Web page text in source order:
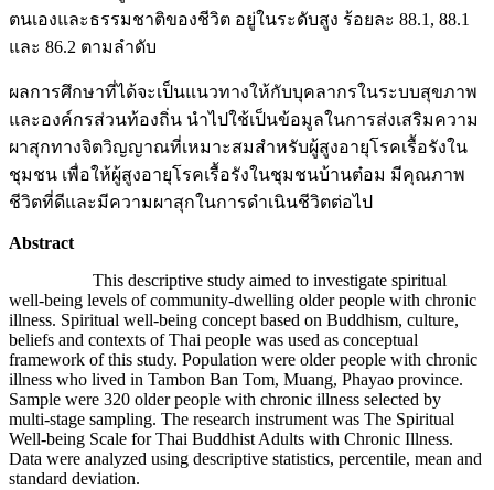
ตนเองและธรรมชาติของชีวิต อยู่ในระดับสูง ร้อยละ 88.1, 88.1
และ 86.2 ตามลำดับ
ผลการศึกษาที่ได้จะเป็นแนวทางให้กับบุคลากรในระบบสุขภาพ
และองค์กรส่วนท้องถิ่น นำไปใช้เป็นข้อมูลในการส่งเสริมความ
ผาสุกทางจิตวิญญาณที่เหมาะสมสำหรับผู้สูงอายุโรคเรื้อรังใน
ชุมชน เพื่อให้ผู้สูงอายุโรคเรื้อรังในชุมชนบ้านต๋อม มีคุณภาพ
ชีวิตที่ดีและมีความผาสุกในการดำเนินชีวิตต่อไป
Abstract
This descriptive study aimed to investigate spiritual
well-being levels of community-dwelling older people with chronic
illness. Spiritual well-being concept based on Buddhism, culture,
beliefs and contexts of Thai people was used as conceptual
framework of this study. Population were older people with chronic
illness who lived in Tambon Ban Tom, Muang, Phayao province.
Sample were 320 older people with chronic illness selected by
multi-stage sampling. The research instrument was The Spiritual
Well-being Scale for Thai Buddhist Adults with Chronic Illness.
Data were analyzed using descriptive statistics, percentile, mean and
standard deviation.